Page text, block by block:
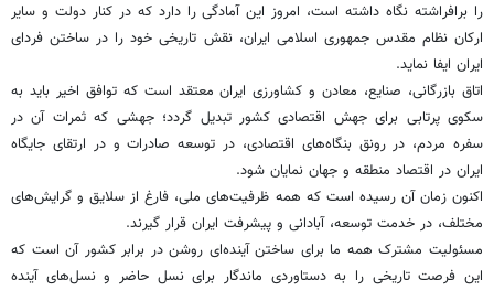
را برافراشته نگاه داشته است، امروز این آمادگی را دارد که در کنار دولت و سایر
ارکان نظام مقدس جمهوری اسلامی ایران، نقش تاریخی خود را در ساختن فردای
ایران ایفا نماید.
اتاق بازرگانی، صنایع، معادن و کشاورزی ایران معتقد است که توافق اخیر باید به
سکوی پرتابی برای جهش اقتصادی کشور تبدیل گردد؛ جهشی که ثمرات آن در
سفره مردم، در رونق بنگاه‌های اقتصادی، در توسعه صادرات و در ارتقای جایگاه
ایران در اقتصاد منطقه و جهان نمایان شود.
اکنون زمان آن رسیده است که همه ظرفیت‌های ملی، فارغ از سلایق و گرایش‌های
مختلف، در خدمت توسعه، آبادانی و پیشرفت ایران قرار گیرند.
مسئولیت مشترک همه ما برای ساختن آینده‌ای روشن در برابر کشور آن است که
این فرصت تاریخی را به دستاوردی ماندگار برای نسل حاضر و نسل‌های آینده